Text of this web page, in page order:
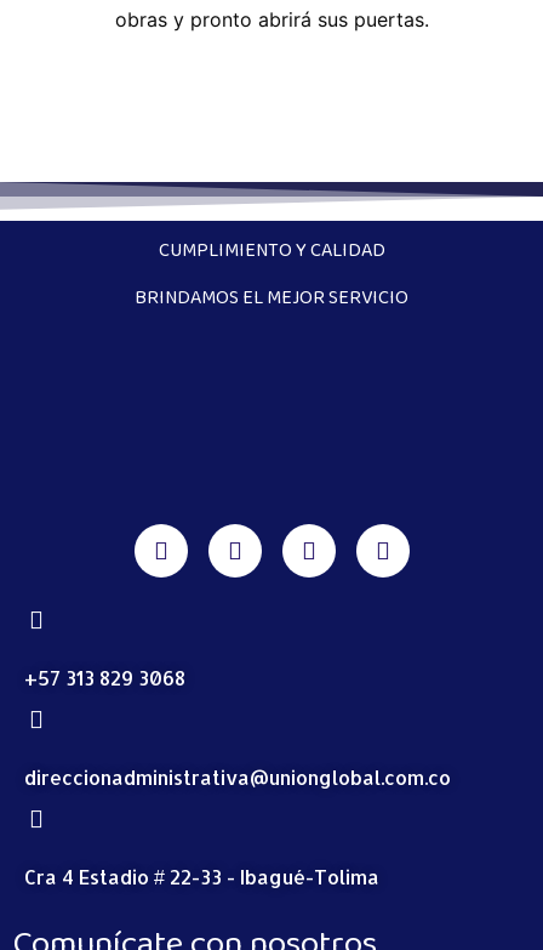
obras y pronto abrirá sus puertas.
CUMPLIMIENTO Y CALIDAD
BRINDAMOS EL MEJOR SERVICIO
+57 313 829 3068
direccionadministrativa@unionglobal.com.co
Cra 4 Estadio # 22-33 - Ibagué-Tolima